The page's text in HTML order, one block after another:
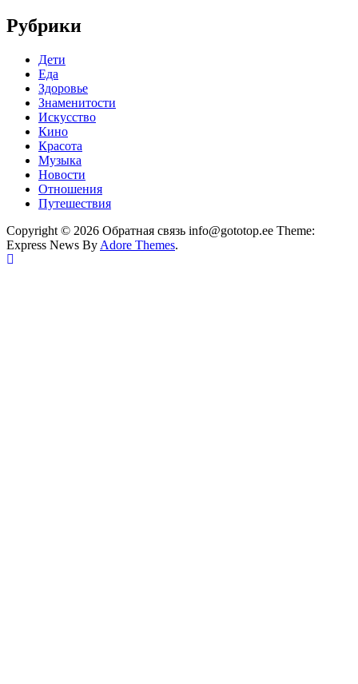
Рубрики
Дети
Еда
Здоровье
Знаменитости
Искусство
Кино
Красота
Музыка
Новости
Отношения
Путешествия
Copyright © 2026 Обратная связь info@gototop.ee Theme:
Express News By Adore Themes.